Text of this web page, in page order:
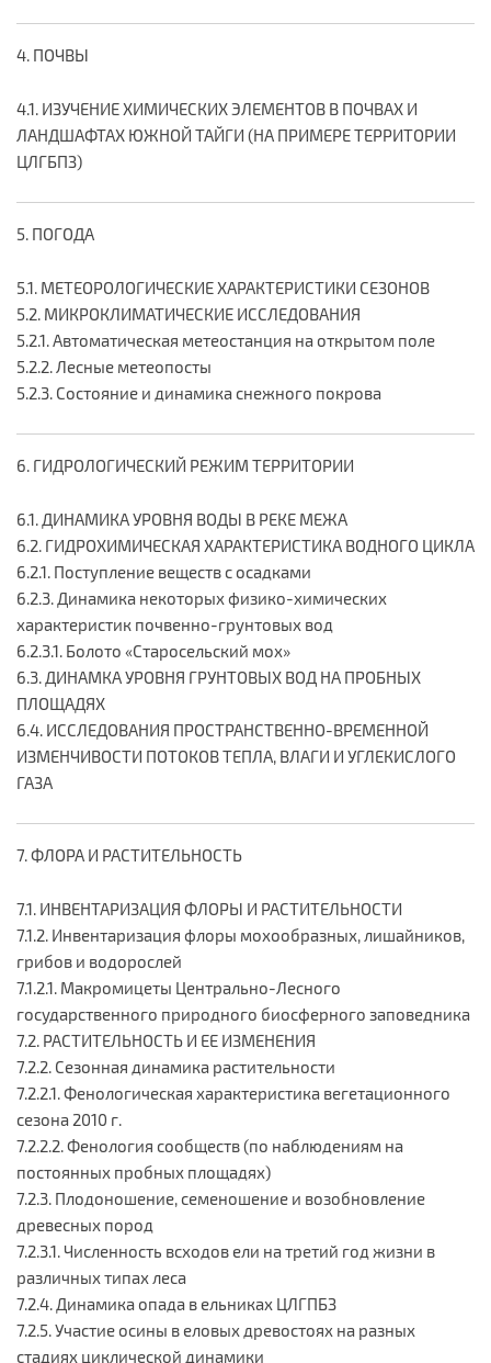
4. ПОЧВЫ
4.1. ИЗУЧЕНИЕ ХИМИЧЕСКИХ ЭЛЕМЕНТОВ В ПОЧВАХ И
ЛАНДШАФТАХ ЮЖНОЙ ТАЙГИ (НА ПРИМЕРЕ ТЕРРИТОРИИ
ЦЛГБПЗ)
5. ПОГОДА
5.1. МЕТЕОРОЛОГИЧЕСКИЕ ХАРАКТЕРИСТИКИ СЕЗОНОВ
5.2. МИКРОКЛИМАТИЧЕСКИЕ ИССЛЕДОВАНИЯ
5.2.1. Автоматическая метеостанция на открытом поле
5.2.2. Лесные метеопосты
5.2.3. Состояние и динамика снежного покрова
6. ГИДРОЛОГИЧЕСКИЙ РЕЖИМ ТЕРРИТОРИИ
6.1. ДИНАМИКА УРОВНЯ ВОДЫ В РЕКЕ МЕЖА
6.2. ГИДРОХИМИЧЕСКАЯ ХАРАКТЕРИСТИКА ВОДНОГО ЦИКЛА
6.2.1. Поступление веществ с осадками
6.2.3. Динамика некоторых физико-химических
характеристик почвенно-грунтовых вод
6.2.3.1. Болото «Старосельский мох»
6.3. ДИНАМКА УРОВНЯ ГРУНТОВЫХ ВОД НА ПРОБНЫХ
ПЛОЩАДЯХ
6.4. ИССЛЕДОВАНИЯ ПРОСТРАНСТВЕННО-ВРЕМЕННОЙ
ИЗМЕНЧИВОСТИ ПОТОКОВ ТЕПЛА, ВЛАГИ И УГЛЕКИСЛОГО
ГАЗА
7. ФЛОРА И РАСТИТЕЛЬНОСТЬ
7.1. ИНВЕНТАРИЗАЦИЯ ФЛОРЫ И РАСТИТЕЛЬНОСТИ
7.1.2. Инвентаризация флоры мохообразных, лишайников,
грибов и водорослей
7.1.2.1. Макромицеты Центрально-Лесного
государственного природного биосферного заповедника
7.2. РАСТИТЕЛЬНОСТЬ И ЕЕ ИЗМЕНЕНИЯ
7.2.2. Сезонная динамика растительности
7.2.2.1. Фенологическая характеристика вегетационного
сезона 2010 г.
7.2.2.2. Фенология сообществ (по наблюдениям на
постоянных пробных площадях)
7.2.3. Плодоношение, семеношение и возобновление
древесных пород
7.2.3.1. Численность всходов ели на третий год жизни в
различных типах леса
7.2.4. Динамика опада в ельниках ЦЛГПБЗ
7.2.5. Участие осины в еловых древостоях на разных
стадиях циклической динамики